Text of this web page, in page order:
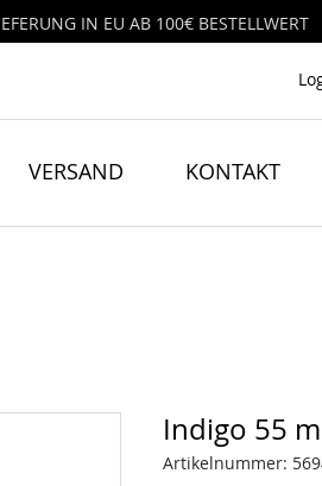
IN EU AB 100€ BESTELLWERT
VERSAND KONTAKT
Indigo 55
Artikelnummer: